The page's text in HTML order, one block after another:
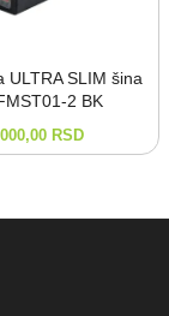
ULTRA SLIM šina
⁠2 BK
RSD